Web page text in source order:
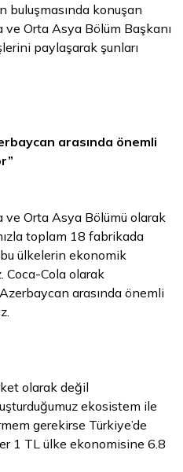
buluşmasında konuşan
Orta Asya Bölüm Başkanı
paylaşarak şunları
arasında önemli
ve Orta Asya Bölümü olarak
toplam 18 fabrikada
ülkelerin ekonomik
Coca-Cola olarak
arasında önemli
olarak değil
ekosistem ile
gerekirse Türkiye’de
1 TL ülke ekonomisine 6.8